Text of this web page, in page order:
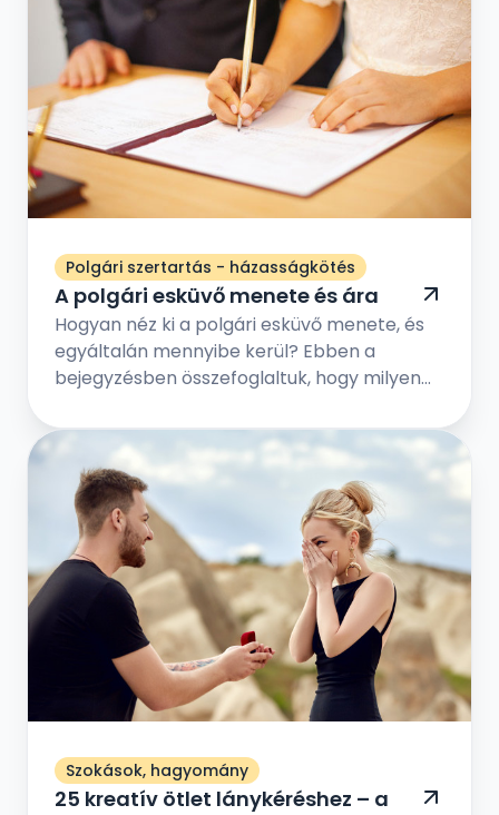
Polgári szertartás - házasságkötés
A polgári esküvő menete és ára
Hogyan néz ki a polgári esküvő menete, és
egyáltalán mennyibe kerül? Ebben a
bejegyzésben összefoglaltuk, hogy milyen
esküvőn kimondhassátok egymásnak a
boldogító igent szeretteitek és barátaitok
társaságában. Nézzük meg melyek a
leggyakrabban felmerülő kérdések a
polgári esküvő kapcsán!
Szokások, hagyomány
25 kreatív ötlet lánykéréshez – a